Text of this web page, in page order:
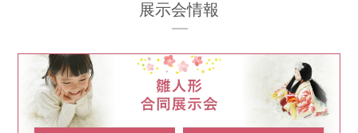
展示会情報